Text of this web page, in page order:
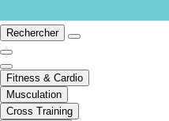
Rechercher
Fitness & Cardio
Musculation
Cross Training